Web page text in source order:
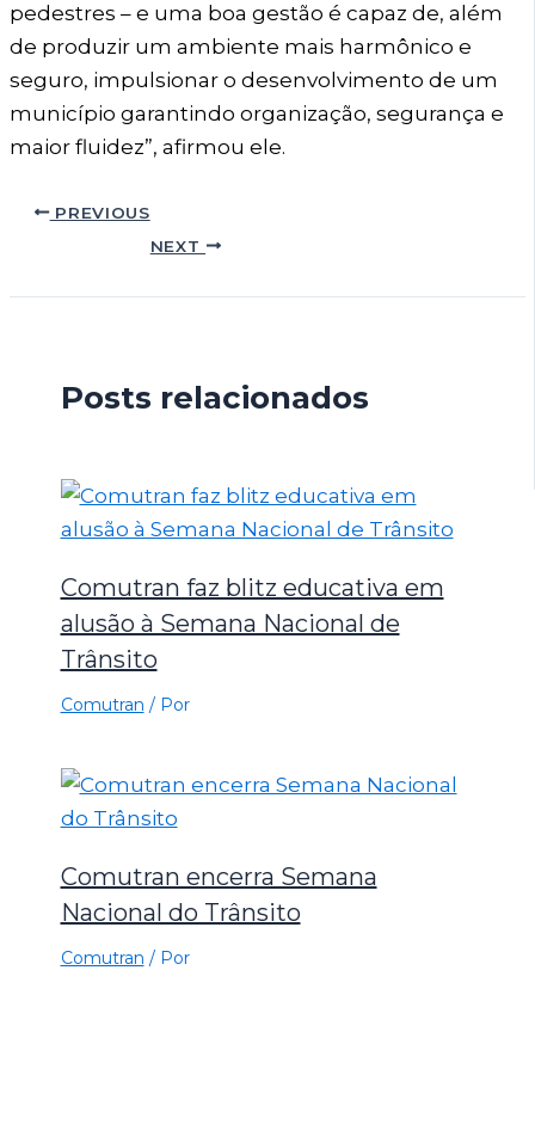
pedestres – e uma boa gestão é capaz de, além
de produzir um ambiente mais harmônico e
seguro, impulsionar o desenvolvimento de um
município garantindo organização, segurança e
maior fluidez”, afirmou ele.
PREVIOUS
NEXT
Posts relacionados
Comutran faz blitz educativa em
alusão à Semana Nacional de
Trânsito
Comutran / Por
Comutran encerra Semana
Nacional do Trânsito
Comutran / Por